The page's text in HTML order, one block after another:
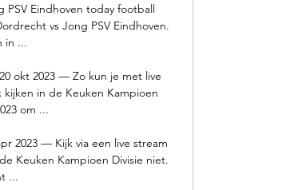
PSV Eindhoven today football
vs Jong PSV Eindhoven.
in ...
okt 2023 — Zo kun je met live
in de Keuken Kampioen
om ...
2023 — Kijk via een live stream
Keuken Kampioen Divisie niet.
...